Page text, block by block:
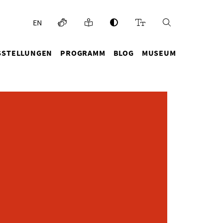
EN
PROGRAMM BLOG MUSEUM